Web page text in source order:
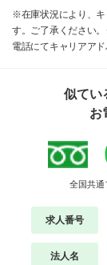
※在庫状況により、キ
す。ご了承ください
電話にてキャリアア
似てい
お
全国共通
求人番号
法人名